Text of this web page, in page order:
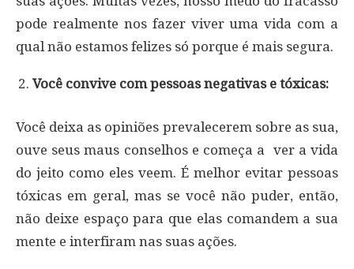
pode realmente nos fazer viver uma vida com a
qual não estamos felizes só porque é mais segura.
Você convive com pessoas negativas e tóxicas:
Você deixa as opiniões prevalecerem sobre as sua,
ouve seus maus conselhos e começa a ver a vida
do jeito como eles veem. É melhor evitar pessoas
tóxicas em geral, mas se você não puder, então,
não deixe espaço para que elas comandem a sua
mente e interfiram nas suas ações.